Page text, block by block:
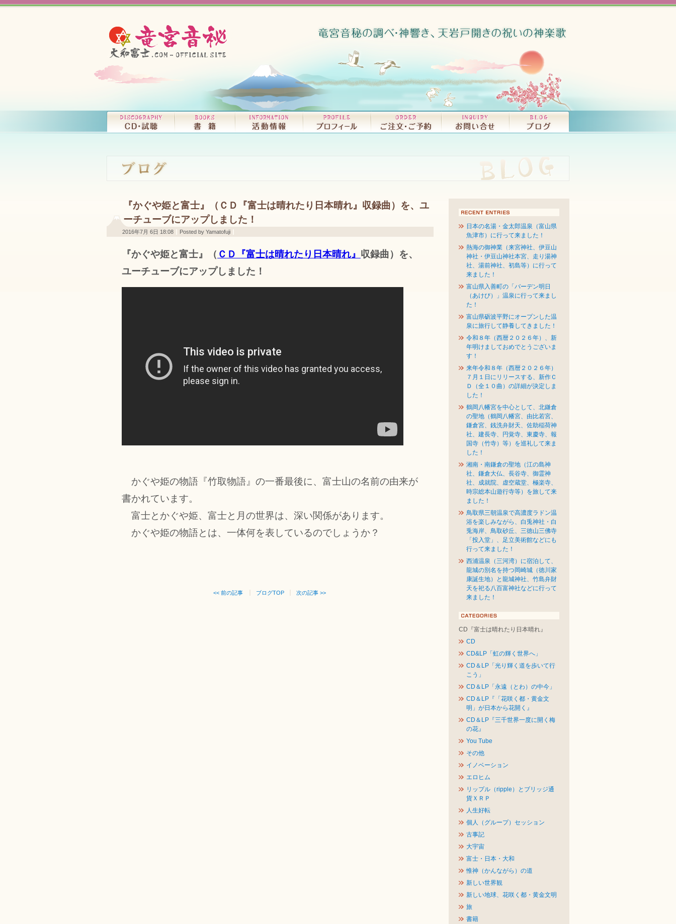
リリースCD・試聴｜DISCOGRAPHY
書籍｜BOOKS コンサート、ライブ・活動情報｜
『かぐや姫と富士』（ＣＤ『富士は晴れたり日本晴れ』収録曲）を、ユ
ーチューブにアップしました！
2016年7月 6日 18:08 Posted by Yamatofuji
『かぐや姫と富士』（ ＣＤ『富士は晴れたり日本晴れ』 収録曲）を、
ユーチューブにアップしました！
かぐや姫の物語『竹取物語』の一番最後に、富士山の名前の由来が
書かれています。
富士とかぐや姫、富士と月の世界は、深い関係があります。
かぐや姫の物語とは、一体何を表しているのでしょうか？
<< 前の記事 ブログTOP 次の記事 >>
日本の名湯・金太郎温泉（富山県
魚津市）に行って来ました！
熱海の御神業（来宮神社、伊豆山
神社・伊豆山神社本宮、走り湯神
社、湯前神社、初島等）に行って
来ました！
富山県入善町の「バーデン明日
（あけび）」温泉に行って来まし
た！
富山県砺波平野にオープンした温
泉に旅行して静養してきました！
令和８年（西暦２０２６年）、新
年明けましておめでとうございま
す！
来年令和８年（西暦２０２６年）
７月１日にリリースする、新作Ｃ
Ｄ（全１０曲）の詳細が決定しま
した！
鶴岡八幡宮を中心として、北鎌倉
の聖地（鶴岡八幡宮、由比若宮、
鎌倉宮、銭洗弁財天、佐助稲荷神
社、建長寺、円覚寺、東慶寺、報
国寺（竹寺）等）を巡礼して来ま
した！
湘南・南鎌倉の聖地（江の島神
社、鎌倉大仏、長谷寺、御霊神
社、成就院、虚空蔵堂、極楽寺、
時宗総本山遊行寺等）を旅して来
ました！
鳥取県三朝温泉で高濃度ラドン温
浴を楽しみながら、白兎神社・白
兎海岸、鳥取砂丘、三徳山三佛寺
「投入堂」、足立美術館などにも
行って来ました！
西浦温泉（三河湾）に宿泊して、
龍城の別名を持つ岡崎城（徳川家
康誕生地）と龍城神社、竹島弁財
天を祀る八百富神社などに行って
来ました！
CD『富士は晴れたり日本晴れ』
CD
CD&LP「虹の輝く世界へ」
CD＆LP「光り輝く道を歩いて行
こう」
CD＆LP「永遠（とわ）の中今」
CD＆LP『「花咲く都・黄金文
明」が日本から花開く』
CD＆LP『三千世界一度に開く梅
の花』
You Tube
その他
イノベーション
エロヒム
リップル（ripple）とブリッジ通
貨ＸＲＰ
人生好転
個人（グループ）セッション
古事記
大宇宙
富士・日本・大和
惟神（かんながら）の道
新しい世界観
新しい地球、花咲く都・黄金文明
旅
書籍